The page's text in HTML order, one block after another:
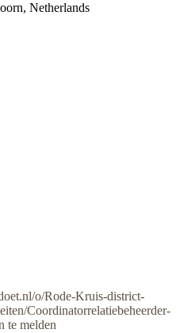
Netherlands
o/Rode-Kruis-district-
Coordinatorrelatiebeheerder-
te melden